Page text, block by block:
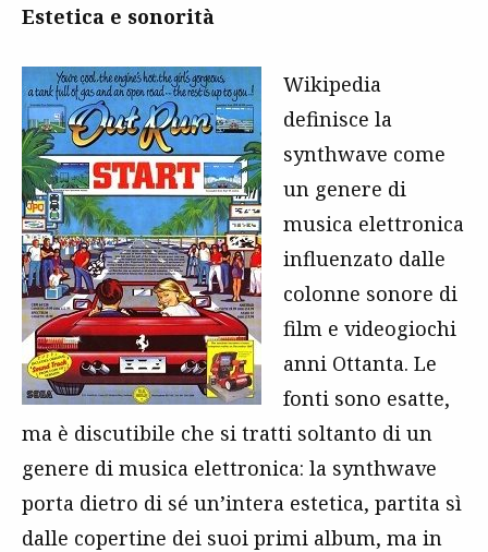
Estetica e sonorità
Wikipedia
definisce la
synthwave come
un genere di
musica elettronica
influenzato dalle
colonne sonore di
film e videogiochi
anni Ottanta. Le
fonti sono esatte,
ma è discutibile che si tratti soltanto di un
genere di musica elettronica: la synthwave
porta dietro di sé un’intera estetica, partita sì
dalle copertine dei suoi primi album, ma in